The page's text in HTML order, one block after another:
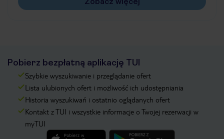
Pobierz bezpłatną aplikację TUI
Szybkie wyszukiwanie i przeglądanie ofert
Lista ulubionych ofert i możliwość ich udostępniania
Historia wyszukiwań i ostatnio oglądanych ofert
Kontakt z TUI i wszystkie informacje o Twojej rezerwacji w
myTUI